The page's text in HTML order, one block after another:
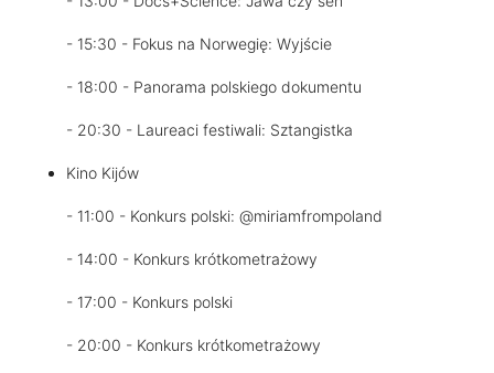
- 15:30 - Fokus na Norwegię: Wyjście
- 18:00 - Panorama polskiego dokumentu
- 20:30 - Laureaci festiwali: Sztangistka
Kino Kijów
- 11:00 - Konkurs polski: @miriamfrompoland
- 14:00 - Konkurs krótkometrażowy
- 17:00 - Konkurs polski
- 20:00 - Konkurs krótkometrażowy